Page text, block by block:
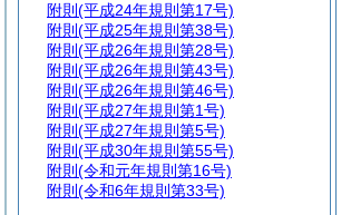
附則 (平成24年規則第17号)
附則 (平成25年規則第38号)
附則 (平成26年規則第28号)
附則 (平成26年規則第43号)
附則 (平成26年規則第46号)
附則 (平成27年規則第1号)
附則 (平成27年規則第5号)
附則 (平成30年規則第55号)
附則 (令和元年規則第16号)
附則 (令和6年規則第33号)